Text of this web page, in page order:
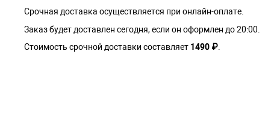
Срочная доставка осуществляется при онлайн-оплате.
Заказ будет доставлен сегодня, если он оформлен до 20:00.
Стоимость срочной доставки составляет 1490 ₽.